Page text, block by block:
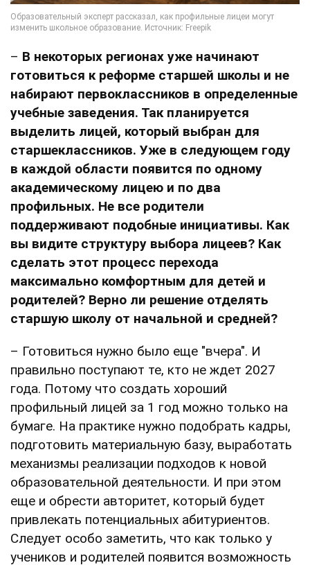
– В некоторых регионах уже начинают
готовиться к реформе старшей школы и не
набирают первоклассников в определенные
учебные заведения. Так планируется
выделить лицей, который выбран для
старшеклассников. Уже в следующем году
в каждой области появится по одному
академическому лицею и по два
профильных. Не все родители
поддерживают подобные инициативы. Как
вы видите структуру выбора лицеев? Как
сделать этот процесс перехода
максимально комфортным для детей и
родителей? Верно ли решение отделять
старшую школу от начальной и средней?
– Готовиться нужно было еще "вчера". И
правильно поступают те, кто не ждет 2027
года. Потому что создать хороший
профильный лицей за 1 год можно только на
бумаге. На практике нужно подобрать кадры,
подготовить материальную базу, выработать
механизмы реализации подходов к новой
образовательной деятельности. И при этом
еще и обрести авторитет, который будет
привлекать потенциальных абитуриентов.
Следует особо заметить, что как только у
учеников и родителей появится возможность